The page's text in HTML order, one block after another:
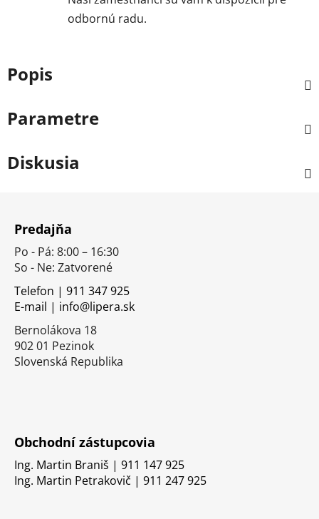
odbornú radu.
Popis
Parametre
Diskusia
Predajňa
Po - Pá: 8:00 – 16:30
So - Ne: Zatvorené
Telefon | 911 347 925
E-mail | info@lipera.sk
Bernolákova 18
902 01 Pezinok
Slovenská Republika
Obchodní zástupcovia
Ing. Martin Braniš | 911 147 925
Ing. Martin Petrakovič | 911 247 925